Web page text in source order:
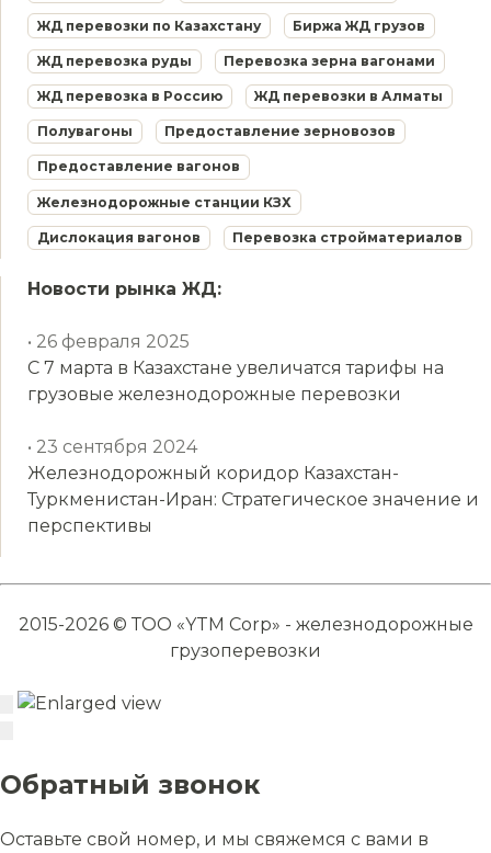
ЖД перевозки по Казахстану Биржа ЖД грузов
ЖД перевозка руды Перевозка зерна вагонами
ЖД перевозка в Россию ЖД перевозки в Алматы
Полувагоны Предоставление зерновозов
Предоставление вагонов
Железнодорожные станции КЗХ
Дислокация вагонов Перевозка стройматериалов
Новости рынка ЖД:
• 26 февраля 2025
С 7 марта в Казахстане увеличатся тарифы на
грузовые железнодорожные перевозки
• 23 сентября 2024
Железнодорожный коридор Казахстан-
Туркменистан-Иран: Стратегическое значение и
перспективы
2015-2026 © ТОО «YTM Corp» - железнодорожные
грузоперевозки
Обратный звонок
Оставьте свой номер, и мы свяжемся с вами в